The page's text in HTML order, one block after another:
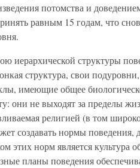
потомства и
равным 15 годам, что
иерархической структуры
структура, свои
имеющие общее
они не выходят за пределы
религией (в том
со­здавать нормы
норм является культура
планы поведения